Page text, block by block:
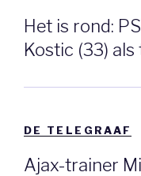
Het is rond:
Kostic (33)
DE TELEGRAAF
Ajax-trainer